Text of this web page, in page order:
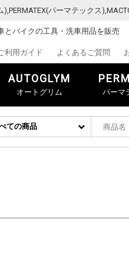
パーマテックス
とバイクの工具・洗車用品を販売
利用ガイド よくあるご質問
AUTOGLYM
オートグリム パーマ